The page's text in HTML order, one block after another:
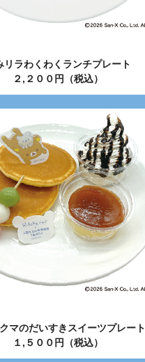
リラわくわくランチプレート
２,２００円（税込）
マのだいすきスイーツプレート
１,５００円（税込）